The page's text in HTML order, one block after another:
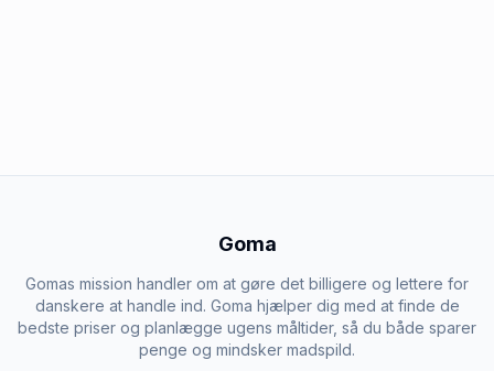
Goma
Gomas mission handler om at gøre det billigere og lettere for
danskere at handle ind. Goma hjælper dig med at finde de
bedste priser og planlægge ugens måltider, så du både sparer
penge og mindsker madspild.